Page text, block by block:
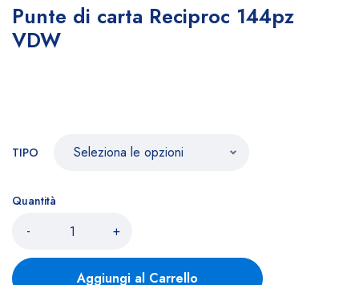
Punte di carta Reciproc 144pz
VDW
TIPO
Quantità
- +
Aggiungi al Carrello